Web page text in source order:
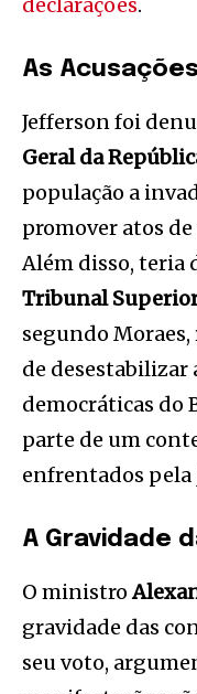
As
Jefferson foi
Geral da
população a
promover atos
Além disso, teria
Tribunal
segundo
de
democráticas do
parte de um
enfrentados pela
A Gravidade
O ministro
gravidade das
seu voto,